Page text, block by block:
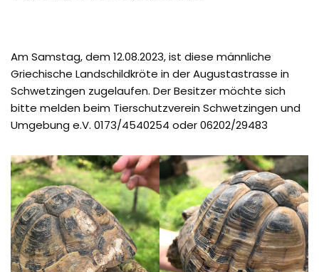
Am Samstag, dem 12.08.2023, ist diese männliche
Griechische Landschildkröte in der Augustastrasse in
Schwetzingen zugelaufen. Der Besitzer möchte sich
bitte melden beim Tierschutzverein Schwetzingen und
Umgebung e.V. 0173/4540254 oder 06202/29483